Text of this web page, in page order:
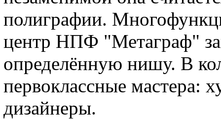
полиграфии.
центр НПФ "Метаграф"
определённую нишу. В
первоклассные мастера:
дизайнеры.